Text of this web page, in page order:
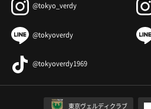
@tokyo_verdy
@tokyoverdy
@tokyoverdy1969
東京ヴェルディクラブ